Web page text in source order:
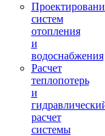
систем
отопления
и
водоснабжения
Расчет
теплопотерь
и
расчет
системы